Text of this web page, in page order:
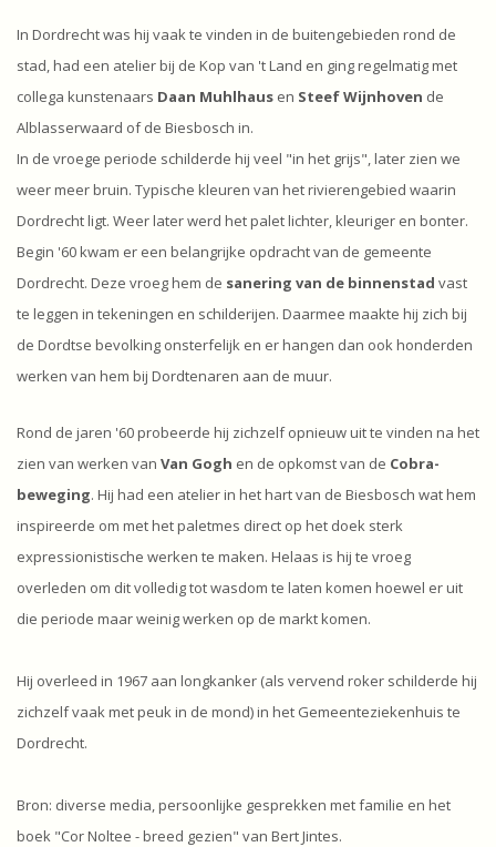
In Dordrecht was hij vaak te vinden in de buitengebieden rond de
stad, had een atelier bij de Kop van 't Land en ging regelmatig met
collega kunstenaars Daan Muhlhaus en Steef Wijnhoven de
Alblasserwaard of de Biesbosch in.
In de vroege periode schilderde hij veel "in het grijs", later zien we
weer meer bruin. Typische kleuren van het rivierengebied waarin
Dordrecht ligt. Weer later werd het palet lichter, kleuriger en bonter.
Begin '60 kwam er een belangrijke opdracht van de gemeente
Dordrecht. Deze vroeg hem de sanering van de binnenstad vast
te leggen in tekeningen en schilderijen. Daarmee maakte hij zich bij
de Dordtse bevolking onsterfelijk en er hangen dan ook honderden
werken van hem bij Dordtenaren aan de muur.
Rond de jaren '60 probeerde hij zichzelf opnieuw uit te vinden na het
zien van werken van Van Gogh en de opkomst van de Cobra-
beweging. Hij had een atelier in het hart van de Biesbosch wat hem
inspireerde om met het paletmes direct op het doek sterk
expressionistische werken te maken. Helaas is hij te vroeg
overleden om dit volledig tot wasdom te laten komen hoewel er uit
die periode maar weinig werken op de markt komen.
Hij overleed in 1967 aan longkanker (als vervend roker schilderde hij
zichzelf vaak met peuk in de mond) in het Gemeenteziekenhuis te
Dordrecht.
Bron: diverse media, persoonlijke gesprekken met familie en het
boek "Cor Noltee - breed gezien" van Bert Jintes.